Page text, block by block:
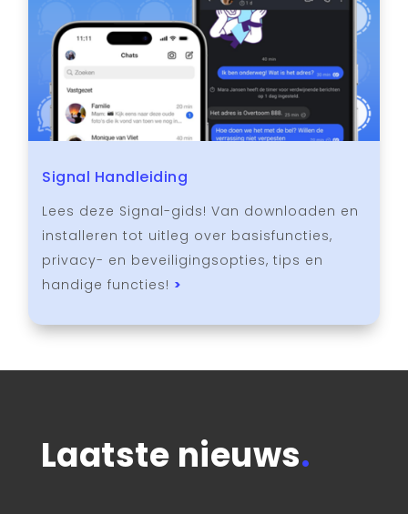
Signal Handleiding
Lees deze Signal-gids! Van downloaden en
installeren tot uitleg over basisfuncties,
privacy- en beveiligingsopties, tips en
handige functies! >
Laatste nieuws.